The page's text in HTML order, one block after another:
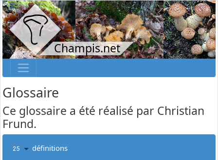
Champis.net
Glossaire
Ce glossaire a été réalisé par Christian
Frund.
25 définitions